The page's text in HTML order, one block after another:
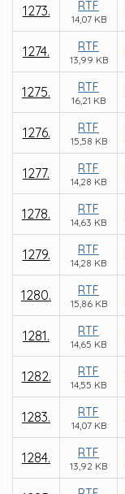
1273. RTF
14,07 KB
1274. RTF
13,99 KB
1275. RTF
16,21 KB
1276. RTF
15,58 KB
1277. RTF
14,28 KB
1278. RTF
14,63 KB
1279. RTF
14,28 KB
1280. RTF
15,86 KB
1281. RTF
14,65 KB
1282. RTF
14,55 KB
1283. RTF
14,07 KB
1284. RTF
13,92 KB